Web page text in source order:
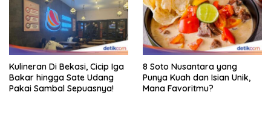
Kulineran Di Bekasi, Cicip Iga
Bakar hingga Sate Udang
Pakai Sambal Sepuasnya!
8 Soto Nusantara yang
Punya Kuah dan Isian Unik,
Mana Favoritmu?